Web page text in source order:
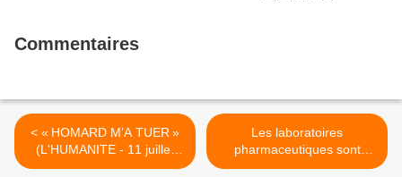
Commentaires
< « HOMARD M’A TUER »
(L'HUMANITE - 11 juillet
2019 - Maurice ULRICH et
Les laboratoires
pharmaceutiques sont
responsables et vous